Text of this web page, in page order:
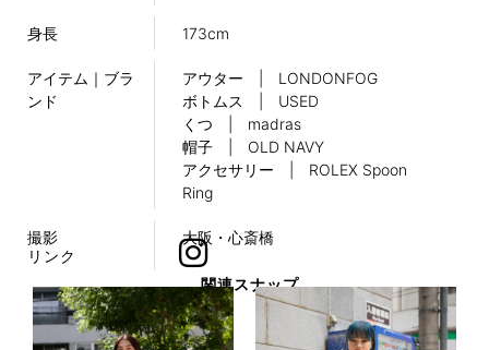
身長 173cm
アイテム｜ブラ
ンド
アウター | LONDONFOG
ボトムス | USED
くつ | madras
帽子 | OLD NAVY
アクセサリー | ROLEX Spoon
Ring
撮影
大阪・心斎橋
リンク
関連スナップ